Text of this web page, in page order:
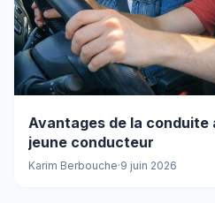
Avantages de la conduite
jeune conducteur
Karim Berbouche·9 juin 2026